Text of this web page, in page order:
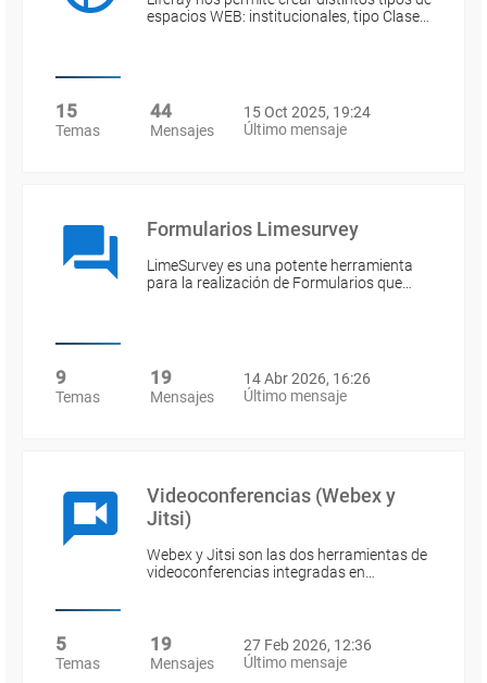
espacios WEB: institucionales, tipo Clase…
15
Temas
44
Mensajes
15 Oct 2025, 19:24
Último mensaje
Formularios Limesurvey
LimeSurvey es una potente herramienta
para la realización de Formularios que…
9
Temas
19
Mensajes
14 Abr 2026, 16:26
Último mensaje
Videoconferencias (Webex y
Jitsi)
Webex y Jitsi son las dos herramientas de
videoconferencias integradas en…
5
Temas
19
Mensajes
27 Feb 2026, 12:36
Último mensaje